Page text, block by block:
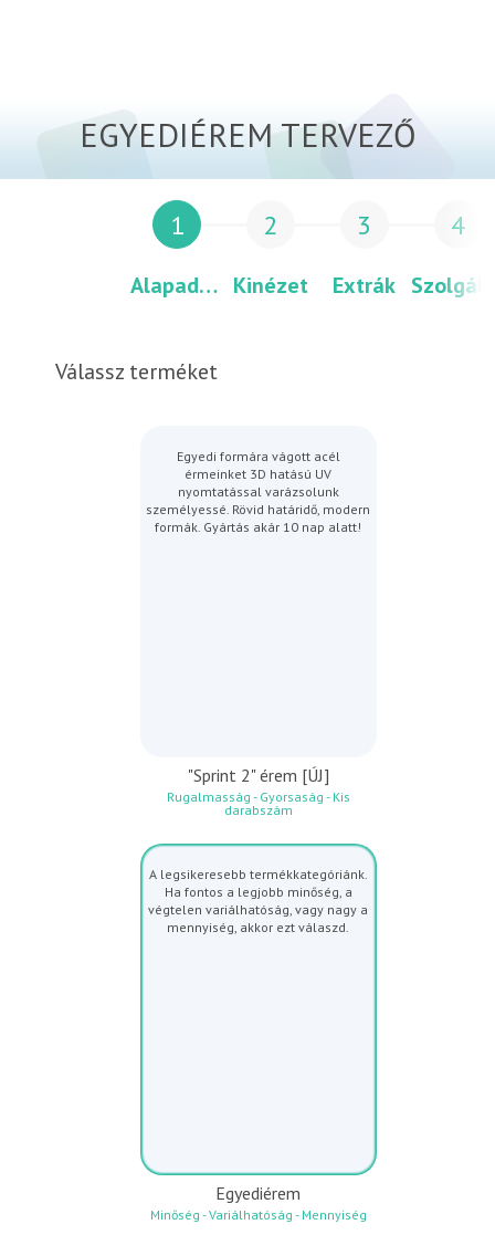
EGYEDIÉREM TERVEZŐ
1 2 3 4
Alapadatok Kinézet Extrák
Válassz terméket
Egyedi formára vágott acél
érmeinket 3D hatású UV
nyomtatással varázsolunk
személyessé. Rövid határidő, modern
formák. Gyártás akár 10 nap alatt!
"Sprint 2" érem [ÚJ]
Rugalmasság - Gyorsaság - Kis
darabszám
A legsikeresebb termékkategóriánk.
Ha fontos a legjobb minőség, a
végtelen variálhatóság, vagy nagy a
mennyiség, akkor ezt válaszd.
Egyediérem
Minőség - Variálhatóság - Mennyiség